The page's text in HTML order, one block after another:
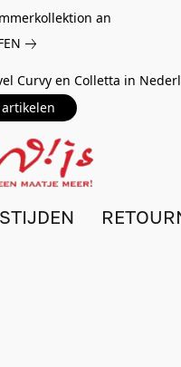
an
Curvy en Colletta in